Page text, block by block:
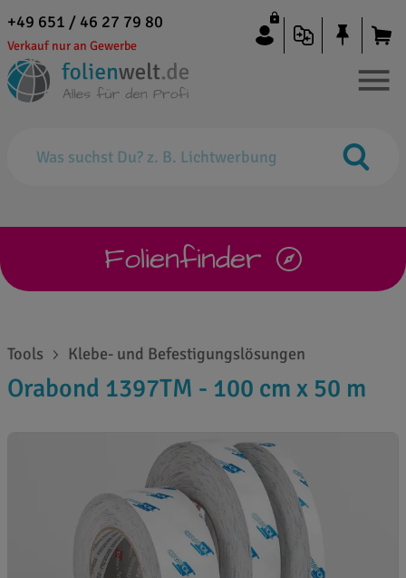
+49 651 / 46 27 79 80
Verkauf nur an Gewerbe
Folienfinder
Tools Klebe- und Befestigungslösungen
Orabond 1397TM - 100 cm x 50 m